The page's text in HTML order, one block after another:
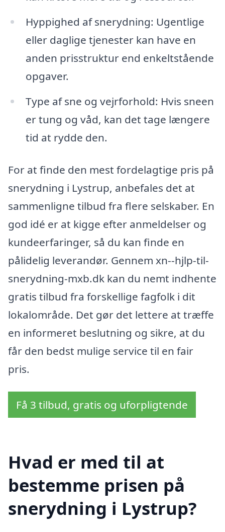
Hyppighed af snerydning: Ugentlige
eller daglige tjenester kan have en
anden prisstruktur end enkeltstående
opgaver.
Type af sne og vejrforhold: Hvis sneen
er tung og våd, kan det tage længere
tid at rydde den.
For at finde den mest fordelagtige pris på
snerydning i Lystrup, anbefales det at
sammenligne tilbud fra flere selskaber. En
god idé er at kigge efter anmeldelser og
kundeerfaringer, så du kan finde en
pålidelig leverandør. Gennem xn--hjlp-til-
snerydning-mxb.dk kan du nemt indhente
gratis tilbud fra forskellige fagfolk i dit
lokalområde. Det gør det lettere at træffe
en informeret beslutning og sikre, at du
får den bedst mulige service til en fair
pris.
Få 3 tilbud, gratis og uforpligtende
Hvad er med til at
bestemme prisen på
snerydning i Lystrup?